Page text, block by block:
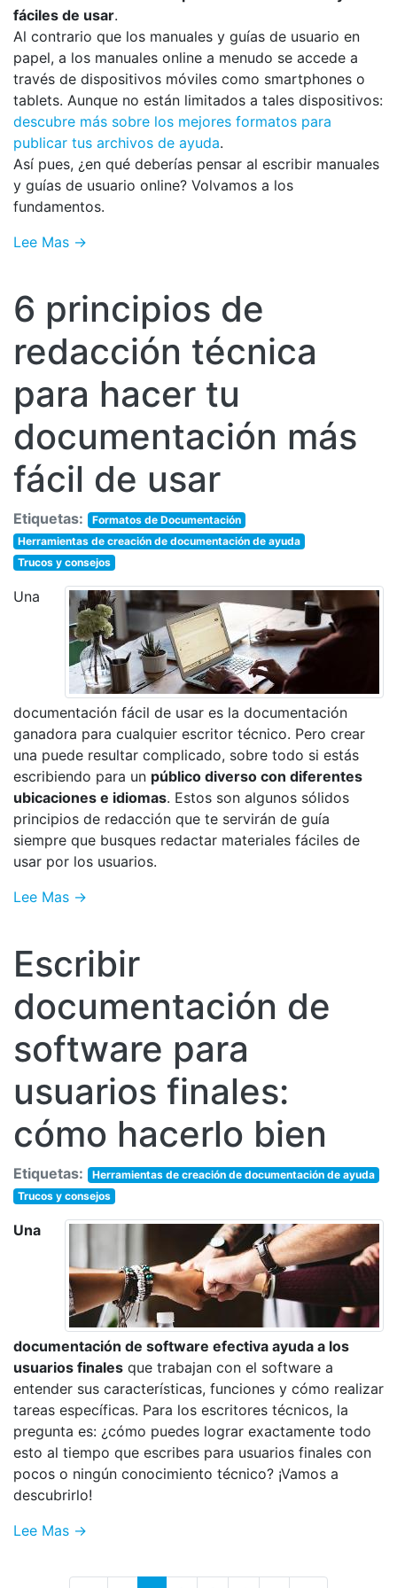
fáciles de usar.
Al contrario que los manuales y guías de usuario en
papel, a los manuales online a menudo se accede a
través de dispositivos móviles como smartphones o
tablets. Aunque no están limitados a tales dispositivos:
descubre más sobre los mejores formatos para
publicar tus archivos de ayuda.
Así pues, ¿en qué deberías pensar al escribir manuales
y guías de usuario online? Volvamos a los
fundamentos.
Lee Mas →
6 principios de
redacción técnica
para hacer tu
documentación más
fácil de usar
Etiquetas:
Formatos de Documentación
Herramientas de creación de documentación de ayuda
Trucos y consejos
Una
documentación fácil de usar es la documentación
ganadora para cualquier escritor técnico. Pero crear
una puede resultar complicado, sobre todo si estás
escribiendo para un público diverso con diferentes
ubicaciones e idiomas. Estos son algunos sólidos
principios de redacción que te servirán de guía
siempre que busques redactar materiales fáciles de
usar por los usuarios.
Lee Mas →
Escribir
documentación de
software para
usuarios finales:
cómo hacerlo bien
Etiquetas:
Herramientas de creación de documentación de ayuda
Trucos y consejos
Una
documentación de software efectiva ayuda a los
usuarios finales que trabajan con el software a
entender sus características, funciones y cómo realizar
tareas específicas. Para los escritores técnicos, la
pregunta es: ¿cómo puedes lograr exactamente todo
esto al tiempo que escribes para usuarios finales con
pocos o ningún conocimiento técnico? ¡Vamos a
descubrirlo!
Lee Mas →